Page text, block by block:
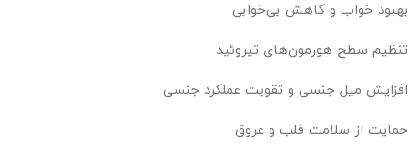
بهبود خواب و کاهش بی‌خوابی
تنظیم سطح هورمون‌های تیروئید
افزایش میل جنسی و تقویت عملکرد جنسی
حمایت از سلامت قلب و عروق